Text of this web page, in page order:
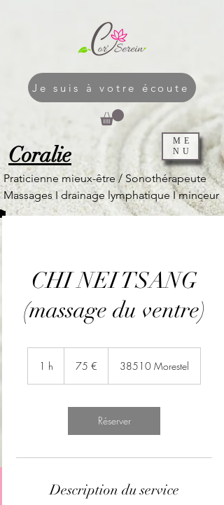
ME
NU
Praticienne mieux-être / Sonothérapeute
Massages Idrainage lymphatique Iminceur
Coralie
Je suis à votre écoute
CHI NEI TSANG
(massage du ventre)
1 h 75 € 38510 Morestel
Réserver
Description du service